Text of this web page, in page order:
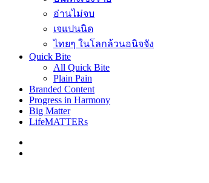
อ่านไม่จบ
เจแปนนิด
ไทยๆ ในโลกล้วนอนิจจัง
Quick Bite
All Quick Bite
Plain Pain
Branded Content
Progress in Harmony
Big Matter
LifeMATTERs